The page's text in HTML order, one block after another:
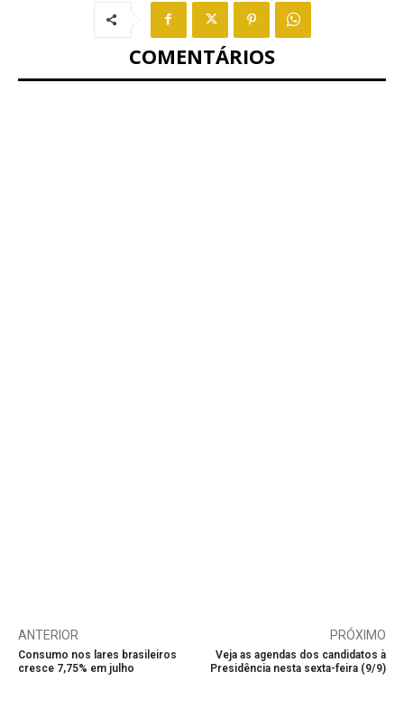
COMENTÁRIOS
ANTERIOR
Consumo nos lares brasileiros
cresce 7,75% em julho
PRÓXIMO
Veja as agendas dos candidatos à
Presidência nesta sexta-feira (9/9)